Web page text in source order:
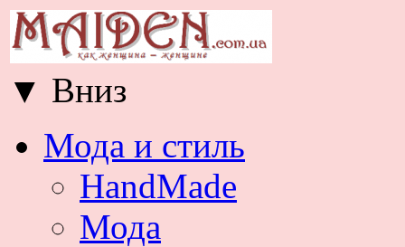
▼ Вниз
Мода и стиль
HandMade
Мода